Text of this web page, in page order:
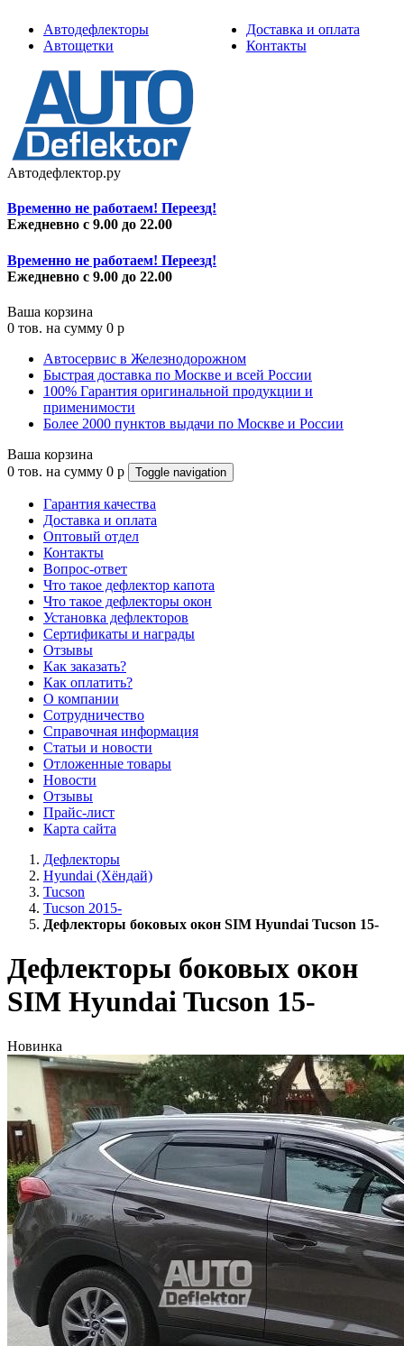
Автодефлекторы
Автощетки
Доставка и оплата
Контакты
Автодефлектор.ру
Временно не работаем! Переезд!
Ежедневно с 9.00 до 22.00
Временно не работаем! Переезд!
Ежедневно с 9.00 до 22.00
Ваша корзина
0 тов. на сумму 0 p
Автосервис в Железнодорожном
Быстрая доставка по Москве и всей России
100% Гарантия оригинальной продукции и
применимости
Более 2000 пунктов выдачи по Москве и России
Ваша корзина
0 тов. на сумму 0 p Toggle navigation
Гарантия качества
Доставка и оплата
Оптовый отдел
Контакты
Вопрос-ответ
Что такое дефлектор капота
Что такое дефлекторы окон
Установка дефлекторов
Сертификаты и награды
Отзывы
Как заказать?
Как оплатить?
О компании
Сотрудничество
Справочная информация
Статьи и новости
Отложенные товары
Новости
Отзывы
Прайс-лист
Карта сайта
Дефлекторы
Hyundai (Хёндай)
Tucson
Tucson 2015-
Дефлекторы боковых окон SIM Hyundai Tucson 15-
Дефлекторы боковых окон
SIM Hyundai Tucson 15-
Новинка